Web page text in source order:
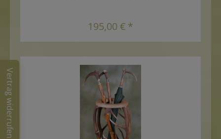
195,00 € *
Vertrag widerrufen